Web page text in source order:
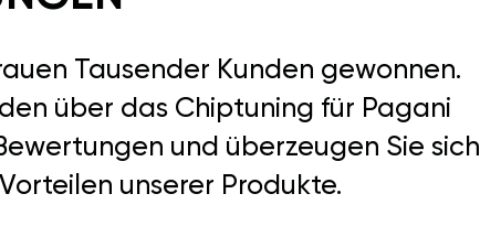
Tausender Kunden gewonnen.
über das Chiptuning für Pagani
und überzeugen Sie sich
unserer Produkte.